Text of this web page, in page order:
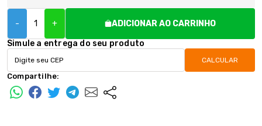
- +
ADICIONAR AO CARRINHO
Simule a entrega do seu produto
CALCULAR
Compartilhe: